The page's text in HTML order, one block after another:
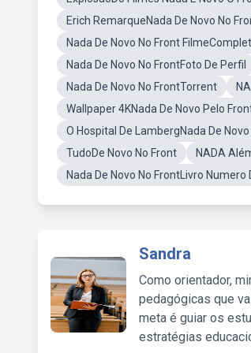
Erich RemarqueNada De Novo No
Nada De Novo No Front
Nada De Novo No FrontFoto De Perfil
Nada De Novo No FrontTorrent
Wallpaper 4KNada De Novo Pelo
O Hospital De LambergNada De
TudoDe Novo No Front
NADA
Nada De Novo No FrontLivro Numero
Sandra
Como orientador,
pedagógicas que
meta é guiar os
estratégias